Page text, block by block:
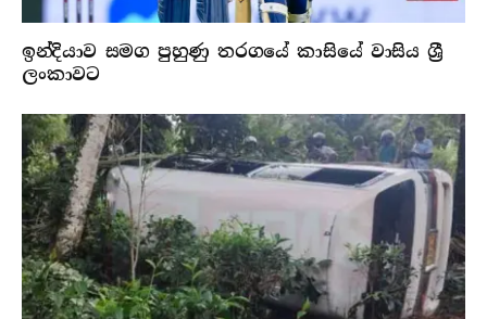
ඉන්දියාව සමග පුහුණු තරගයේ කාසියේ වාසිය ශ්‍රී
ලංකාවට